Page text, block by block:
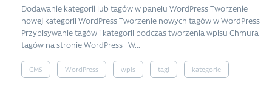
Dodawanie kategorii lub tagów w panelu WordPress Tworzenie
nowej kategorii WordPress Tworzenie nowych tagów w WordPress
Przypisywanie tagów i kategorii podczas tworzenia wpisu Chmura
tagów na stronie WordPress W...
CMS WordPress wpis tagi kategorie